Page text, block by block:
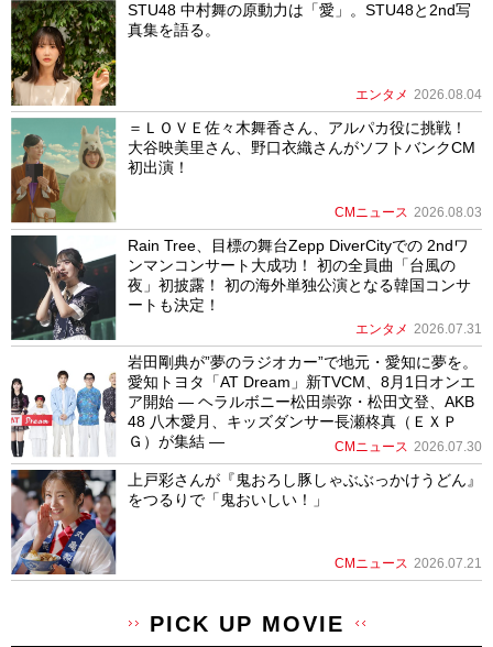
STU48 中村舞の原動力は「愛」。STU48と2nd写
真集を語る。
エンタメ 2026.08.04
＝ＬＯＶＥ佐々木舞香さん、アルパカ役に挑戦！
大谷映美里さん、野口衣織さんがソフトバンクCM
初出演！
CMニュース 2026.08.03
Rain Tree、目標の舞台Zepp DiverCityでの 2ndワ
ンマンコンサート大成功！ 初の全員曲「台風の
夜」初披露！ 初の海外単独公演となる韓国コンサ
ートも決定！
エンタメ 2026.07.31
岩田剛典が”夢のラジオカー”で地元・愛知に夢を。
愛知トヨタ「AT Dream」新TVCM、8月1日オンエ
ア開始 ― ヘラルボニー松田崇弥・松田文登、AKB
48 八木愛月、キッズダンサー長瀬柊真（ＥＸＰ
Ｇ）が集結 ―
CMニュース 2026.07.30
上戸彩さんが『鬼おろし豚しゃぶぶっかけうどん』
をつるりで「鬼おいしい！」
CMニュース 2026.07.21
PICK UP MOVIE